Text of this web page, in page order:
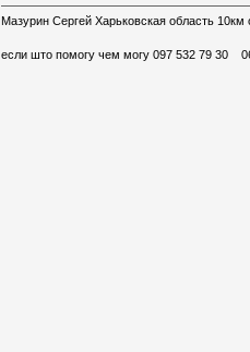
Мазурин Сергей Харьковская область
если што помогу чем могу 097 532 79 30